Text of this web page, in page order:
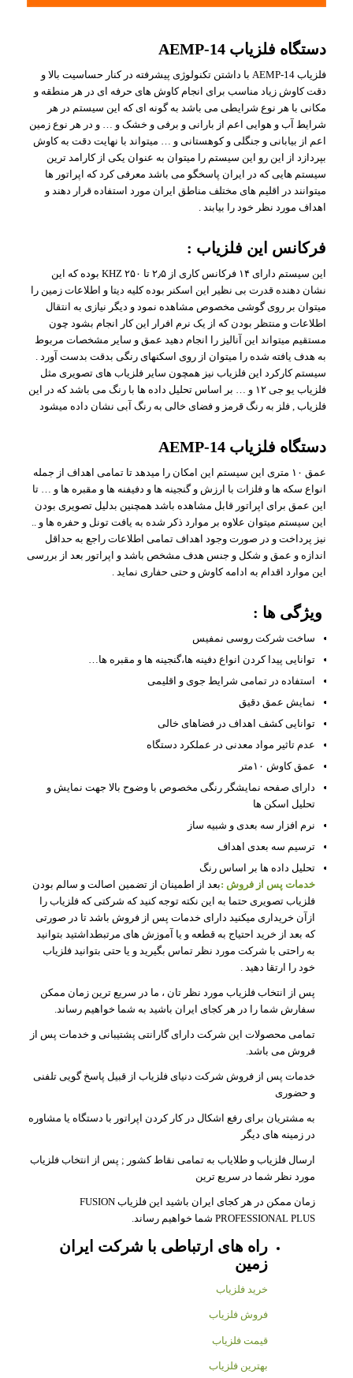
دستگاه فلزیاب AEMP-14
فلزیاب AEMP-14 با داشتن تکنولوژی پیشرفته در کنار حساسیت بالا و
دقت کاوش زیاد مناسب برای انجام کاوش های حرفه ای در هر منطقه و
مکانی با هر نوع شرایطی می باشد به گونه ای که این سیستم در هر
شرایط آب و هوایی اعم از بارانی و برفی و خشک و … و در هر نوع زمین
اعم از بیابانی و جنگلی و کوهستانی و … میتواند با نهایت دقت به کاوش
بپردازد از این رو این سیستم را میتوان به عنوان یکی از کارامد ترین
سیستم هایی که در ایران پاسخگو می باشد معرفی کرد که اپراتور ها
میتوانند در اقلیم های مختلف مناطق ایران مورد استفاده قرار دهند و
اهداف مورد نظر خود را بیابند .
فرکانس این فلزیاب :
این سیستم دارای ۱۴ فرکانس کاری از ۲٫۵ تا ۲۵۰ KHZ بوده که این
نشان دهنده قدرت بی نظیر این اسکنر بوده کلیه دیتا و اطلاعات زمین را
میتوان بر روی گوشی مخصوص مشاهده نمود و دیگر نیازی به انتقال
اطلاعات و منتظر بودن که از یک نرم افرار این کار انجام بشود چون
مستقیم میتواند این آنالیز را انجام دهید عمق و سایر مشخصات مربوط
به هدف یافته شده را میتوان از روی اسکنهای رنگی بدقت بدست آورد .
سیستم کارکرد این فلزیاب نیز همچون سایر فلزیاب های تصویری مثل
فلزیاب یو جی ۱۲ و … بر اساس تحلیل داده ها با رنگ می باشد که در این
فلزیاب , فلز به رنگ قرمز و فضای خالی به رنگ آبی نشان داده میشود
دستگاه فلزیاب AEMP-14
عمق ۱۰ متری این سیستم این امکان را میدهد تا تمامی اهداف از جمله
انواع سکه ها و فلزات با ارزش و گنجینه ها و دفیفنه ها و مقبره ها و … تا
این عمق برای اپراتور قابل مشاهده باشد همچنین بدلیل تصویری بودن
این سیستم میتوان علاوه بر موارد ذکر شده به یافت تونل و حفره ها و ..
نیز پرداخت و در صورت وجود اهداف تمامی اطلاعات راجع به حداقل
اندازه و عمق و شکل و جنس هدف مشخص باشد و اپراتور بعد از بررسی
این موارد اقدام به ادامه کاوش و حتی حفاری نماید .
ویژگی ها :
ساخت شرکت روسی نمفیس
توانایی پیدا کردن انواع دفینه ها،گنجینه ها و مقبره ها…
استفاده در تمامی شرایط جوی و اقلیمی
نمایش عمق دقیق
توانایی کشف اهداف در فضاهای خالی
عدم تاثیر مواد معدنی در عملکرد دستگاه
عمق کاوش ۱۰متر
دارای صفحه نمایشگر رنگی مخصوص با وضوح بالا جهت نمایش و
تحلیل اسکن ها
نرم افزار سه بعدی و شبیه ساز
ترسیم سه بعدی اهداف
تحلیل داده ها بر اساس رنگ
خدمات پس از فروش :بعد از اطمینان از تضمین اصالت و سالم بودن
فلزیاب تصویری حتما به این نکته توجه کنید که شرکتی که فلزیاب را
ازآن خریداری میکنید دارای خدمات پس از فروش باشد تا در صورتی
که بعد از خرید احتیاج به قطعه و یا آموزش های مرتبطداشتید بتوانید
به راحتی با شرکت مورد نظر تماس بگیرید و یا حتی بتوانید فلزیاب
خود را ارتقا دهید .
پس از انتخاب فلزیاب مورد نظر تان ، ما در سریع ترین زمان ممکن
سفارش شما را در هر کجای ایران باشید به شما خواهیم رساند.
تمامی محصولات این شرکت دارای گارانتی پشتیبانی و خدمات پس از
فروش می باشد.
خدمات پس از فروش شرکت دنیای فلزیاب از قبیل پاسخ گویی تلفنی
و حضوری
به مشتریان برای رفع اشکال در کار کردن اپراتور با دستگاه یا مشاوره
در زمینه های دیگر
ارسال فلزیاب و طلایاب به تمامی نقاط کشور ; پس از انتخاب فلزیاب
مورد نظر شما در سریع ترین
زمان ممکن در هر کجای ایران باشید این فلزیاب FUSION
PROFESSIONAL PLUS شما خواهیم رساند.
راه های ارتباطی با شرکت یران
زمین
خرید فلزیاب
فروش فلزیاب
قیمت فلزیاب
بهترین فلزیاب